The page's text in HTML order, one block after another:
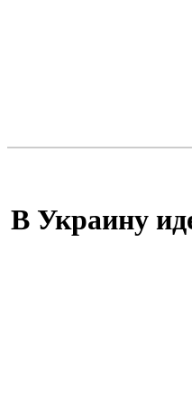
В Украину